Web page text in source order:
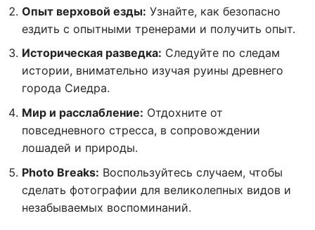
Опыт верховой езды: Узнайте, как безопасно
ездить с опытными тренерами и получить опыт.
Историческая разведка: Следуйте по следам
истории, внимательно изучая руины древнего
города Сиедра.
Мир и расслабление: Отдохните от
повседневного стресса, в сопровождении
лошадей и природы.
Photo Breaks: Воспользуйтесь случаем, чтобы
сделать фотографии для великолепных видов и
незабываемых воспоминаний.